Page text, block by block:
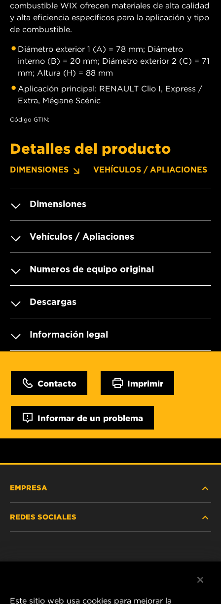
combustible WIX ofrecen materiales de alta calidad
y alta eficiencia específicos para la aplicación y tipo
de combustible.
Diámetro exterior 1 (A) = 78 mm; Diámetro
interno (B) = 20 mm; Diámetro exterior 2 (C) = 71
mm; Altura (H) = 88 mm
Aplicación principal: RENAULT Clio I, Express /
Extra, Mégane Scénic
Código GTIN:
Detalles del producto
DIMENSIONES VEHÍCULOS / APLIACIONES
Dimensiones
Vehículos / Apliaciones
Numeros de equipo original
Descargas
Información legal
Contacto Imprimir
Informar de un problema
EMPRESA
REDES SOCIALES
Este sitio web usa cookies para mejorar la